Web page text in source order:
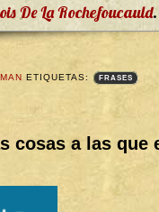
De La Rochefoucauld
ETIQUETAS: FRASES
cosas a las que